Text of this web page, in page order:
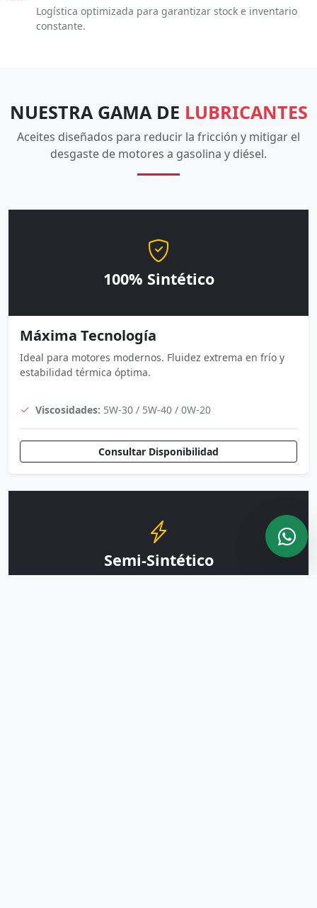
Logística optimizada para garantizar stock e inventario
constante.
NUESTRA GAMA DE LUBRICANTES
Aceites diseñados para reducir la fricción y mitigar el
desgaste de motores a gasolina y diésel.
100% Sintético
Máxima Tecnología
Ideal para motores modernos. Fluidez extrema en frío y
estabilidad térmica óptima.
Viscosidades: 5W-30 / 5W-40 / 0W-20
Consultar Disponibilidad
Semi-Sintético